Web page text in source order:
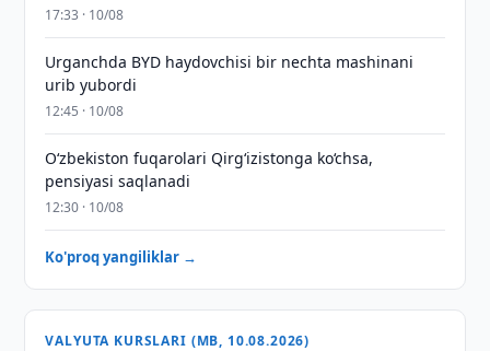
17:33 · 10/08
Urganchda BYD haydovchisi bir nechta mashinani
urib yubordi
12:45 · 10/08
O‘zbekiston fuqarolari Qirg‘izistonga ko‘chsa,
pensiyasi saqlanadi
12:30 · 10/08
Ko'proq yangiliklar →
VALYUTA KURSLARI (MB, 10.08.2026)